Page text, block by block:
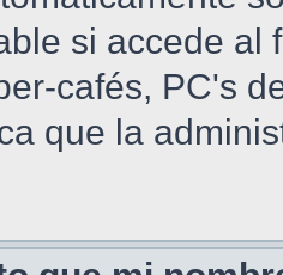
si accede al
cafés, PC's
que la